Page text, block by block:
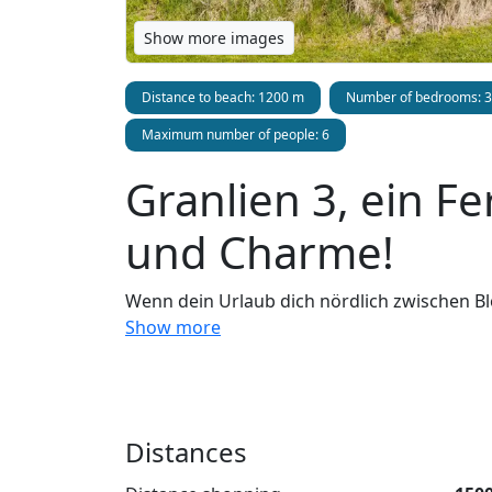
Show more images
Distance to beach: 1200 m Number of bedrooms: 3
Maximum number of people: 6
Granlien 3, ein
und Charme!
Wenn dein Urlaub dich nördlich zwischen
einzigartige Ferienhaus auf Granlien 3
Show more
Distances